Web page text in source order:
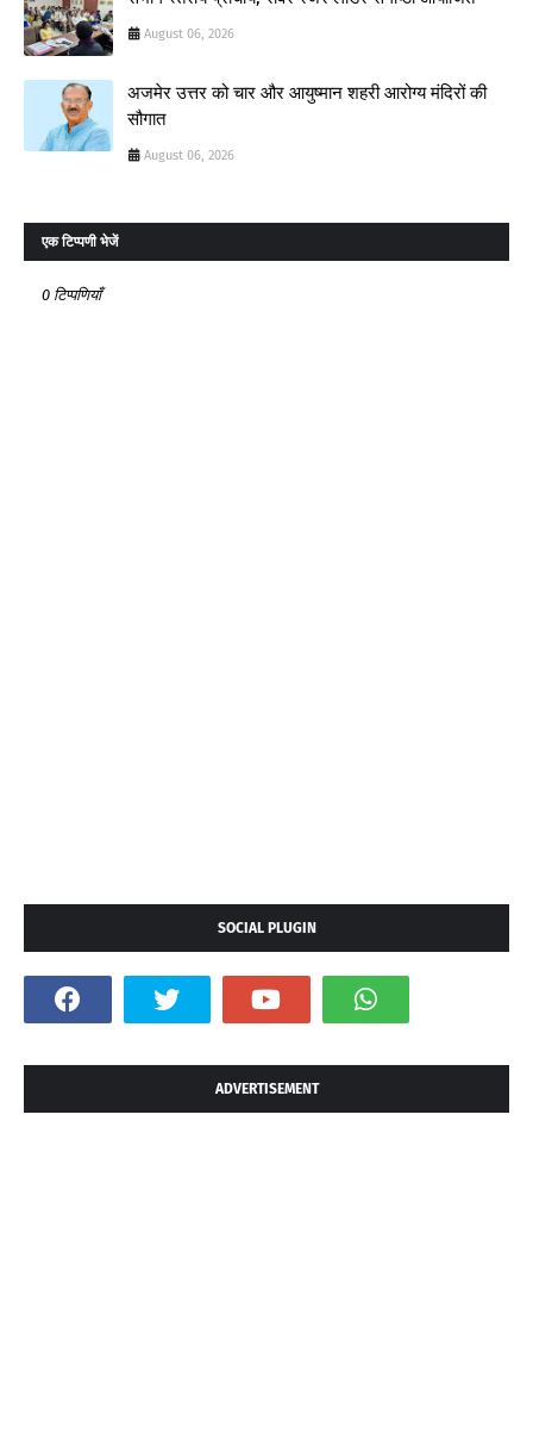
August 06, 2026
अजमेर उत्तर को चार और आयुष्मान शहरी आरोग्य मंदिरों की
सौगात
August 06, 2026
एक टिप्पणी भेजें
0 टिप्पणियाँ
SOCIAL PLUGIN
ADVERTISEMENT